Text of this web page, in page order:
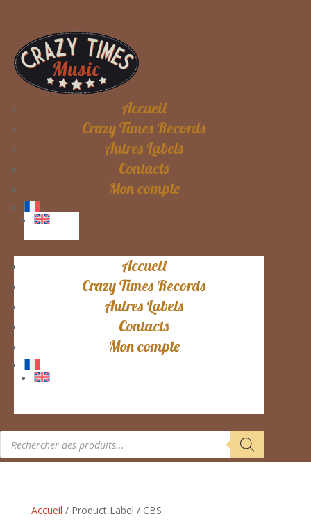
Accueil
Crazy Times Records
Autres Labels
Contacts
Mon compte
Accueil
Crazy Times Records
Autres Labels
Contacts
Mon compte
Recherche
produits
Accueil / Product Label / CBS